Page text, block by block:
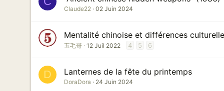
Claude22 02 Juin 2024
Mentalité chinoise et différences
五毛哥 12 Juil 2022 4 5 6
D Lanternes de la fête du printemps
DoraDora 24 Juin 2024